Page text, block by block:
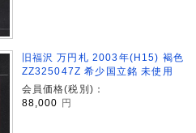
旧福沢 万円札 2003年(H15) 褐色
ZZ325047Z 希少国立銘 未使用
会員価格(税別)：
88,000
円